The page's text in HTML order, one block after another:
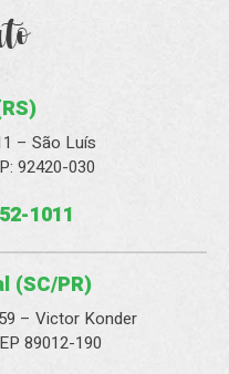
– São Luís
92420-030
1011
(SC/PR)
– Victor Konder
89012-190